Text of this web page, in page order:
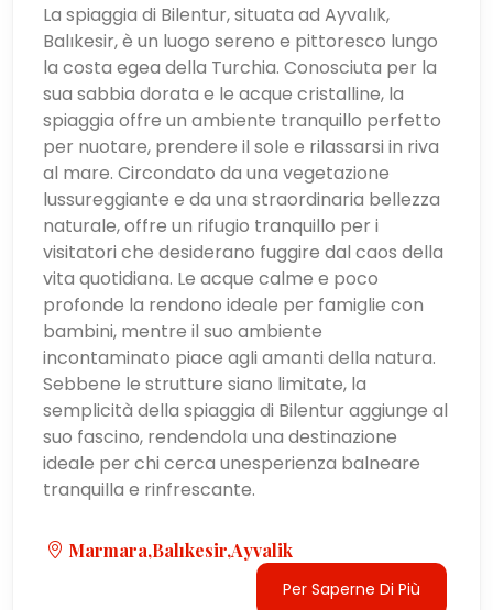
La spiaggia di Bilentur, situata ad Ayvalık,
Balıkesir, è un luogo sereno e pittoresco lungo
la costa egea della Turchia. Conosciuta per la
sua sabbia dorata e le acque cristalline, la
spiaggia offre un ambiente tranquillo perfetto
per nuotare, prendere il sole e rilassarsi in riva
al mare. Circondato da una vegetazione
lussureggiante e da una straordinaria bellezza
naturale, offre un rifugio tranquillo per i
visitatori che desiderano fuggire dal caos della
vita quotidiana. Le acque calme e poco
profonde la rendono ideale per famiglie con
bambini, mentre il suo ambiente
incontaminato piace agli amanti della natura.
Sebbene le strutture siano limitate, la
semplicità della spiaggia di Bilentur aggiunge al
suo fascino, rendendola una destinazione
ideale per chi cerca unesperienza balneare
tranquilla e rinfrescante.
Marmara,Balıkesir,Ayvalik
Per Saperne Di Più